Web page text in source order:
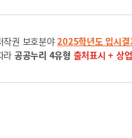
작권 보호분야2025학년도 입시
라 공공누리 4유형 출처표시 + 상